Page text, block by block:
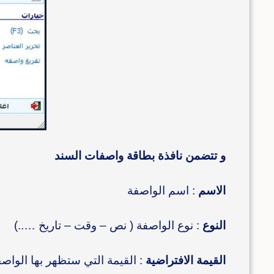
و تتضمن نافذة بطاقة واصفات السند
الاسم : اسم الواصفة
النوع : نوع الواصفة ( نص – وقت – تاريخ …..)
القيمة الافتراضية : القيمة التي ستظهر بها